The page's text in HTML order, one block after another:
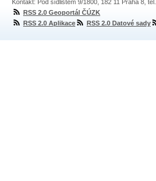
Kontakt: Pod sídlištěm 9/1800, 182 11 Praha 8,
RSS 2.0 Geoportál ČÚZK
RSS 2.0 Aplikace
RSS 2.0 Datové sady